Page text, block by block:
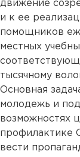
движение
и к ее
помощников
местных
тысячному
Основная
молодежь и
возможностях
профилактике
вести